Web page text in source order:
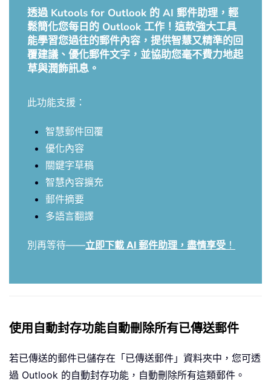
透過 Kutools for Outlook 的 AI 郵件助理，輕
鬆簡化您每日的 Outlook 工作！這款強大工具
能學習您過往的郵件內容，提供智慧又精準的回
覆建議、優化郵件文字，並協助您毫不費力地起
草與潤飾訊息。
此功能支援：
智慧郵件回覆
優化內容
關鍵字草稿
智慧內容擴充
郵件摘要
多語言翻譯
別再等待——立即下載 AI 郵件助理，盡情享受 ！
使用自動封存功能自動刪除所有已傳送郵件
若已傳送的郵件已儲存在「已傳送郵件」資料夾中，您可透
過 Outlook 的自動封存功能，自動刪除所有這類郵件。